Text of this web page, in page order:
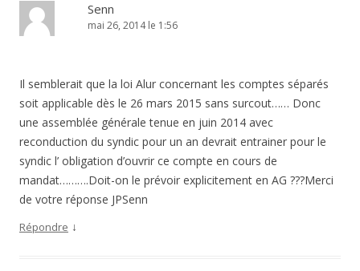
Senn
mai 26, 2014 le 1:56
Il semblerait que la loi Alur concernant les comptes séparés
soit applicable dès le 26 mars 2015 sans surcout…… Donc
une assemblée générale tenue en juin 2014 avec
reconduction du syndic pour un an devrait entrainer pour le
syndic l’ obligation d’ouvrir ce compte en cours de
mandat……….Doit-on le prévoir explicitement en AG ???Merci
de votre réponse JPSenn
Répondre ↓